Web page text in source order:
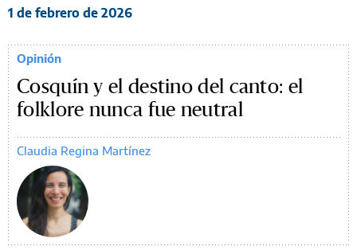
1 de febrero de 2026
Opinión
Cosquín y el destino del canto: el
folklore nunca fue neutral
Claudia Regina Martínez